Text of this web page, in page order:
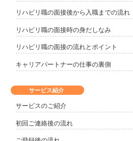
サービス紹介
サービスのご紹介
初回ご連絡後の流れ
リハビリ職の面接後から入職までの流れ
リハビリ職の面接時の身だしなみ
リハビリ職の面接の流れとポイント
キャリアパートナーの仕事の裏側